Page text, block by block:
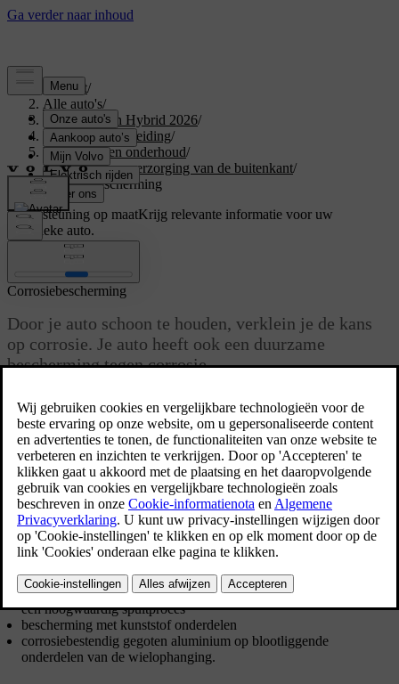
Support/
Alle auto's/
XC60 Plug-in Hybrid 2026/
Gebruikershandleiding/
Verzorging en onderhoud/
Reiniging en verzorging van de buitenkant/
Corrosiebescherming
Ondersteuning op maatKrijg relevante informatie voor uw
specifieke auto.
Corrosiebescherming
Door je auto schoon te houden, verklein je de kans
op corrosie. Je auto heeft ook een duurzame
bescherming tegen corrosie.
Normaal gesproken heeft de corrosiebescherming van je auto geen
onderhoud nodig, mits je de auto regelmatig reinigt en wast.
Daarmee verwijder je de corrosieve stoffen. Maak glanzende
sierelementen niet schoon met sterke alkalische of zure
schoonmaakmiddelen. Dit kan corrosie veroorzaken. Wegdekken
met grind of steentjes kunnen barstjes in de lak veroorzaken,
waardoor corrosie kan ontstaan. Laat dergelijke schade herstellen
zodra je die opmerkt.
De corrosie- en slijtagebescherming van de carrosserie bestaat uit:
beschermende coatings, zowel op het plaatstaal als aangebracht in
een hoogwaardig spuitproces
bescherming met kunststof onderdelen
corrosiebestendig gegoten aluminium op blootliggende
onderdelen van de wielophanging.